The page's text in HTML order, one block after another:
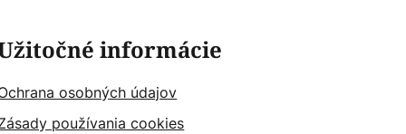
informácie
osobných údajov
používania cookies